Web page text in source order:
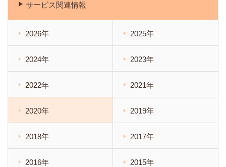
サービス関連情報
2026年 2025年
2024年 2023年
2022年 2021年
2020年 2019年
2018年 2017年
2016年 2015年